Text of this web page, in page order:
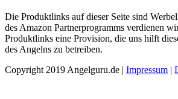
Die Produktlinks auf dieser Seite sind
des Amazon Partnerprogramms verdienen
Produktlinks eine Provision, die uns hilft
des Angelns zu betreiben.
Copyright 2019 Angelguru.de | Impressum |